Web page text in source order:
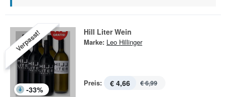
Verpasst!
-33%
Hill Liter Wein
Marke: Leo Hillinger
Preis: € 4,66 € 6,99